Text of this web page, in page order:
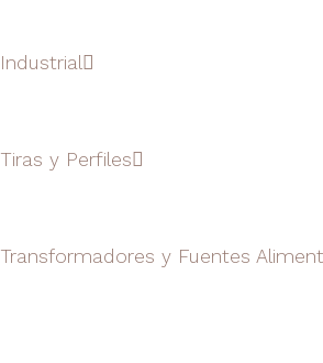
Industrial
Tiras y Perfiles
Transformadores y Fuentes